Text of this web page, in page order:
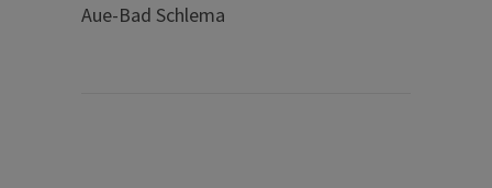
Aue-Bad Schlema